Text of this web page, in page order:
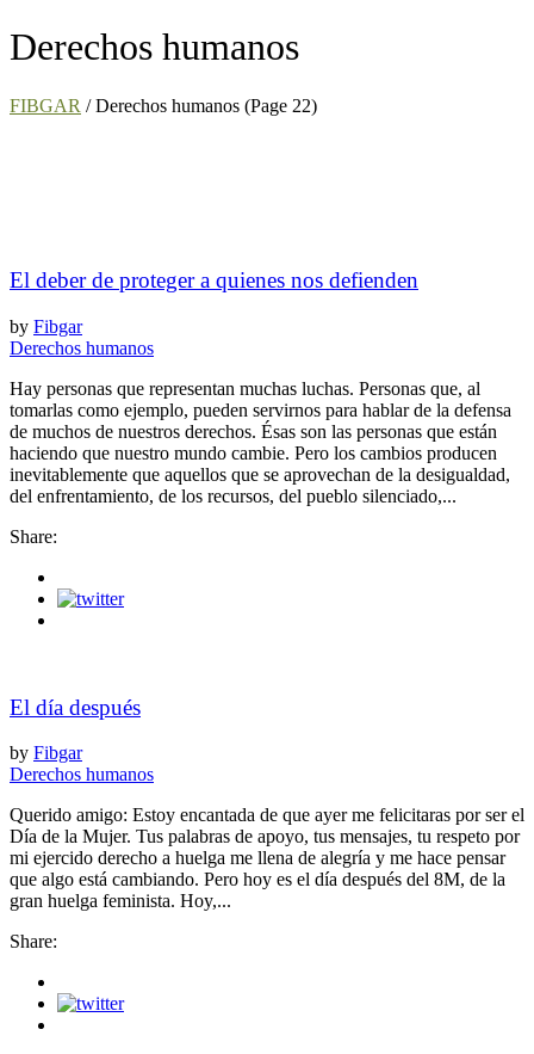
Derechos humanos
FIBGAR /Derechos humanos (Page 22)
El deber de proteger a quienes nos defienden
by Fibgar
Derechos humanos
Hay personas que representan muchas luchas. Personas que, al
tomarlas como ejemplo, pueden servirnos para hablar de la defensa
de muchos de nuestros derechos. Ésas son las personas que están
haciendo que nuestro mundo cambie. Pero los cambios producen
inevitablemente que aquellos que se aprovechan de la desigualdad,
del enfrentamiento, de los recursos, del pueblo silenciado,...
Share:
El día después
by Fibgar
Derechos humanos
Querido amigo: Estoy encantada de que ayer me felicitaras por ser el
Día de la Mujer. Tus palabras de apoyo, tus mensajes, tu respeto por
mi ejercido derecho a huelga me llena de alegría y me hace pensar
que algo está cambiando. Pero hoy es el día después del 8M, de la
gran huelga feminista. Hoy,...
Share: